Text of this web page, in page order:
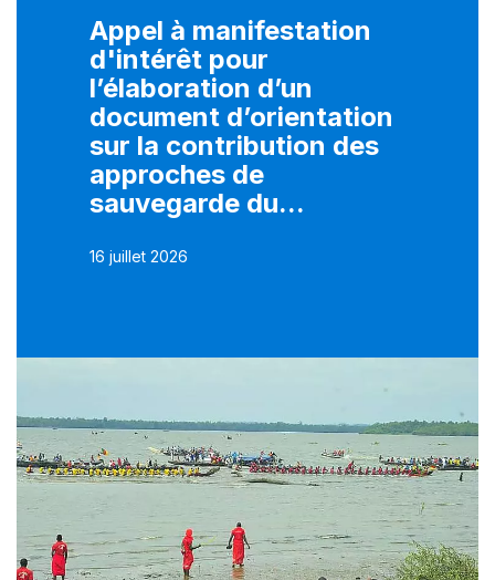
Appel à manifestation
d'intérêt pour
l’élaboration d’un
document d’orientation
sur la contribution des
approches de
sauvegarde du...
16 juillet 2026